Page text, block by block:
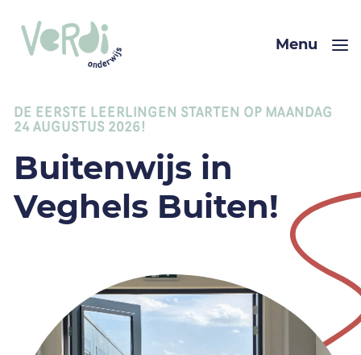
Menu
DE EERSTE LEERLINGEN STARTEN OP MAANDAG
24 AUGUSTUS 2026!
Buitenwijs in
Veghels Buiten!